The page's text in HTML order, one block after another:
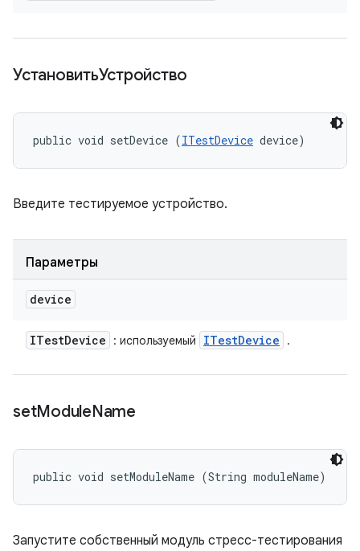
УстановитьУстройство
public void setDevice (ITestDevice device)
Введите тестируемое устройство.
Параметры
device
ITestDevice : используемый ITestDevice .
setModuleName
public void setModuleName (String moduleName)
Запустите собственный модуль стресс-тестирования